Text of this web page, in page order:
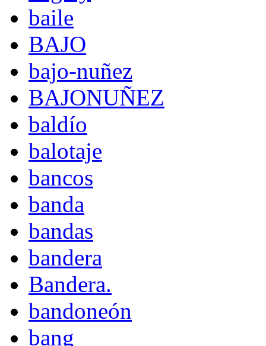
baile
BAJO
bajo-nuñez
BAJONUÑEZ
baldío
balotaje
bancos
banda
bandas
bandera
Bandera.
bandoneón
bang